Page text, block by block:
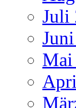
Juli
Mai